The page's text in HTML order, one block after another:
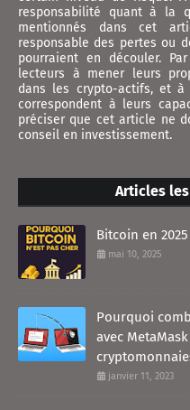
responsabilité quant à la
mentionnés dans cet
responsable des pertes ou
pourraient en découler.
lecteurs à mener leurs
dans les crypto-actifs, et à
correspondent à leurs
préciser que cet article ne
conseil en investissement.
Articles
Bitcoin en
mai 10, 2025
Pourquoi
avec
janvier 11, 2023